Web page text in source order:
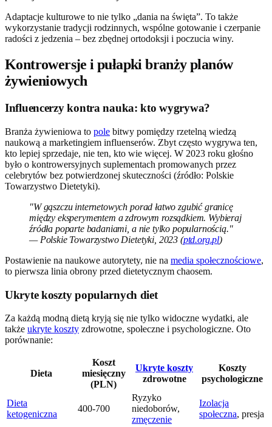
Adaptacje kulturowe to nie tylko „dania na święta”. To także
wykorzystanie tradycji rodzinnych, wspólne gotowanie i czerpanie
radości z jedzenia – bez zbędnej ortodoksji i poczucia winy.
Kontrowersje i pułapki branży planów
żywieniowych
Influencerzy kontra nauka: kto wygrywa?
Branża żywieniowa to pole bitwy pomiędzy rzetelną wiedzą
naukową a marketingiem influenserów. Zbyt często wygrywa ten,
kto lepiej sprzedaje, nie ten, kto wie więcej. W 2023 roku głośno
było o kontrowersyjnych suplementach promowanych przez
celebrytów bez potwierdzonej skuteczności (źródło: Polskie
Towarzystwo Dietetyki).
"W gąszczu internetowych porad łatwo zgubić granicę
między eksperymentem a zdrowym rozsądkiem. Wybieraj
źródła poparte badaniami, a nie tylko popularnością."
— Polskie Towarzystwo Dietetyki, 2023 (ptd.org.pl)
Postawienie na naukowe autorytety, nie na media społecznościowe,
to pierwsza linia obrony przed dietetycznym chaosem.
Ukryte koszty popularnych diet
Za każdą modną dietą kryją się nie tylko widoczne wydatki, ale
także ukryte koszty zdrowotne, społeczne i psychologiczne. Oto
porównanie:
Dieta
Koszt
miesięczny
(PLN)
Ukryte koszty
zdrowotne
Koszty
psychologiczne
Dieta
ketogeniczna
400-700
Ryzyko
niedoborów,
zmęczenie
Izolacja
społeczna, presja